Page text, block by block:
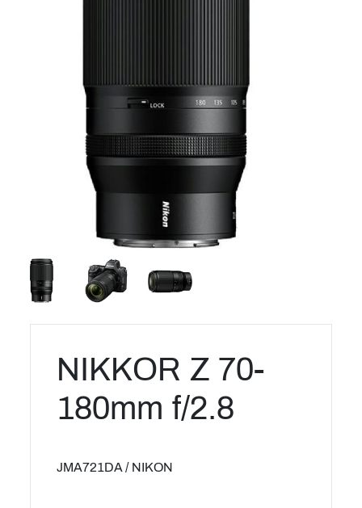
NIKKOR Z 70-
180mm f/2.8
JMA721DA / NIKON